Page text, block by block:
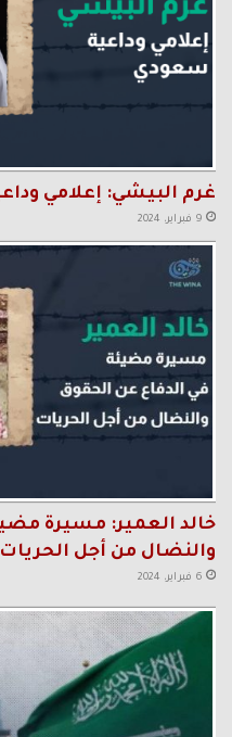
غرم البيشي: إعلامي
9 فبراير، 2024
خالد العمير: مسيرة
والنضال من أجل الحريات
6 فبراير، 2024